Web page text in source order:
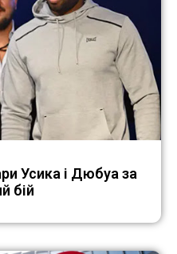
Усика і Дюбуа за
бій